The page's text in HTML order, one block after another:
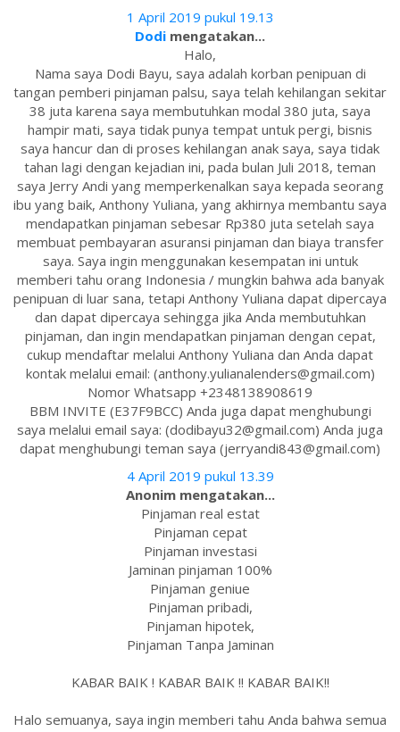
1 April 2019 pukul 19.13
Dodi mengatakan...
Halo,
Nama saya Dodi Bayu, saya adalah korban penipuan di
tangan pemberi pinjaman palsu, saya telah kehilangan sekitar
38 juta karena saya membutuhkan modal 380 juta, saya
hampir mati, saya tidak punya tempat untuk pergi, bisnis
saya hancur dan di proses kehilangan anak saya, saya tidak
tahan lagi dengan kejadian ini, pada bulan Juli 2018, teman
saya Jerry Andi yang memperkenalkan saya kepada seorang
ibu yang baik, Anthony Yuliana, yang akhirnya membantu saya
mendapatkan pinjaman sebesar Rp380 juta setelah saya
membuat pembayaran asuransi pinjaman dan biaya transfer
saya. Saya ingin menggunakan kesempatan ini untuk
memberi tahu orang Indonesia / mungkin bahwa ada banyak
penipuan di luar sana, tetapi Anthony Yuliana dapat dipercaya
dan dapat dipercaya sehingga jika Anda membutuhkan
pinjaman, dan ingin mendapatkan pinjaman dengan cepat,
cukup mendaftar melalui Anthony Yuliana dan Anda dapat
kontak melalui email: (anthony.yulianalenders@gmail.com)
Nomor Whatsapp +2348138908619
BBM INVITE (E37F9BCC) Anda juga dapat menghubungi
saya melalui email saya: (dodibayu32@gmail.com) Anda juga
dapat menghubungi teman saya (jerryandi843@gmail.com)
4 April 2019 pukul 13.39
Anonim mengatakan...
Pinjaman real estat
Pinjaman cepat
Pinjaman investasi
Jaminan pinjaman 100%
Pinjaman geniue
Pinjaman pribadi,
Pinjaman hipotek,
Pinjaman Tanpa Jaminan
KABAR BAIK ! KABAR BAIK !! KABAR BAIK!!
Halo semuanya, saya ingin memberi tahu Anda bahwa semua